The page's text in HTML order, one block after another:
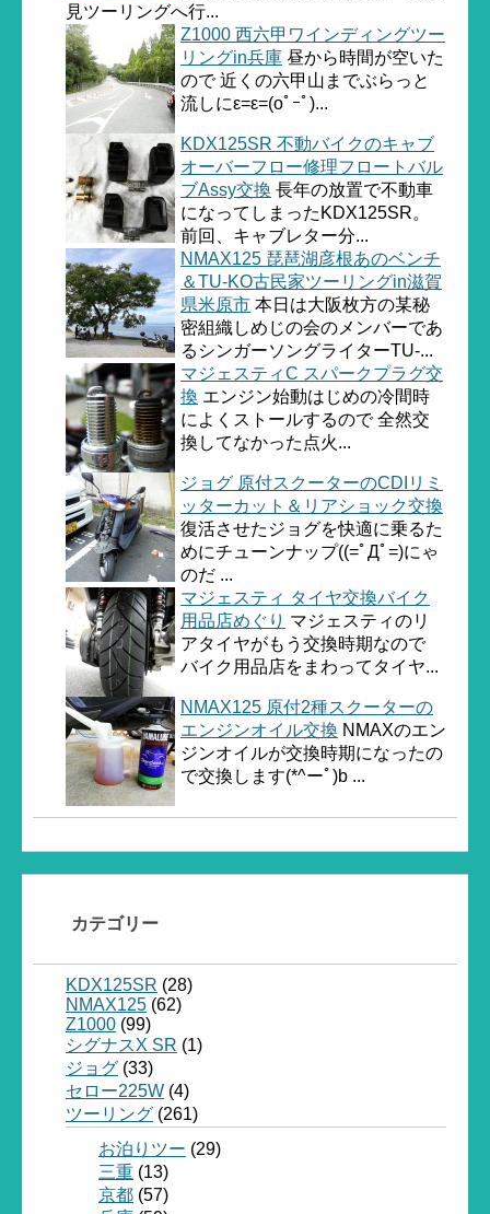
見ツーリングへ行...
Z1000 西六甲ワインディングツー
リングin兵庫 昼から時間が空いた
ので 近くの六甲山までぶらっと
流しにε=ε=(oﾟｰﾟ)...
KDX125SR 不動バイクのキャブ
オーバーフロー修理フロートバル
ブAssy交換 長年の放置で不動車
になってしまったKDX125SR。
前回、キャブレター分...
NMAX125 琵琶湖彦根あのベンチ
＆TU-KO古民家ツーリングin滋賀
県米原市 本日は大阪枚方の某秘
密組織しめじの会のメンバーであ
るシンガーソングライターTU-...
マジェスティC スパークプラグ交
換 エンジン始動はじめの冷間時
によくストールするので 全然交
換してなかった点火...
ジョグ 原付スクーターのCDIリミ
ッターカット＆リアショック交換
復活させたジョグを快適に乗るた
めにチューンナップ((=ﾟДﾟ=)にゃ
のだ ...
マジェスティ タイヤ交換バイク
用品店めぐり マジェスティのリ
アタイヤがもう交換時期なので
バイク用品店をまわってタイヤ...
NMAX125 原付2種スクーターの
エンジンオイル交換 NMAXのエン
ジンオイルが交換時期になったの
で交換します(*^ーﾟ)b ...
カテゴリー
KDX125SR (28)
NMAX125 (62)
Z1000 (99)
シグナスX SR (1)
ジョグ (33)
セロー225W (4)
ツーリング (261)
お泊りツー (29)
三重 (13)
京都 (57)